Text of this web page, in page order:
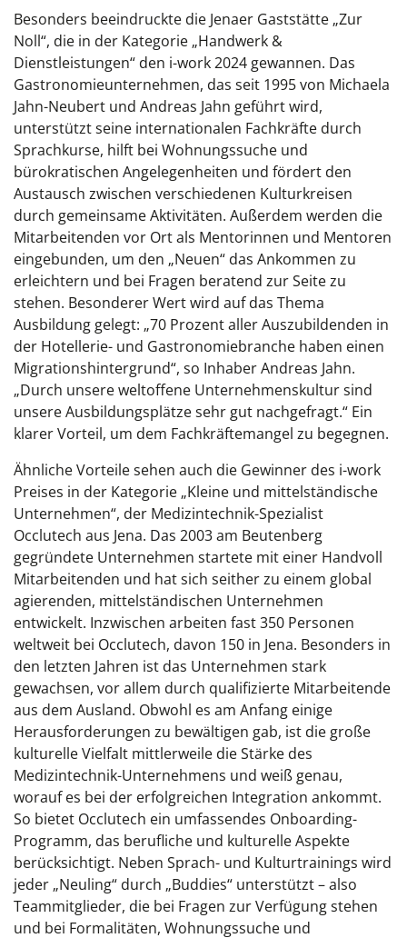
Besonders beeindruckte die Jenaer Gaststätte „Zur
Noll“, die in der Kategorie „Handwerk &
Dienstleistungen“ den i-work 2024 gewannen. Das
Gastronomieunternehmen, das seit 1995 von Michaela
Jahn-Neubert und Andreas Jahn geführt wird,
unterstützt seine internationalen Fachkräfte durch
Sprachkurse, hilft bei Wohnungssuche und
bürokratischen Angelegenheiten und fördert den
Austausch zwischen verschiedenen Kulturkreisen
durch gemeinsame Aktivitäten. Außerdem werden die
Mitarbeitenden vor Ort als Mentorinnen und Mentoren
eingebunden, um den „Neuen“ das Ankommen zu
erleichtern und bei Fragen beratend zur Seite zu
stehen. Besonderer Wert wird auf das Thema
Ausbildung gelegt: „70 Prozent aller Auszubildenden in
der Hotellerie- und Gastronomiebranche haben einen
Migrationshintergrund“, so Inhaber Andreas Jahn.
„Durch unsere weltoffene Unternehmenskultur sind
unsere Ausbildungsplätze sehr gut nachgefragt.“ Ein
klarer Vorteil, um dem Fachkräftemangel zu begegnen.
Ähnliche Vorteile sehen auch die Gewinner des i-work
Preises in der Kategorie „Kleine und mittelständische
Unternehmen“, der Medizintechnik-Spezialist
Occlutech aus Jena. Das 2003 am Beutenberg
gegründete Unternehmen startete mit einer Handvoll
Mitarbeitenden und hat sich seither zu einem global
agierenden, mittelständischen Unternehmen
entwickelt. Inzwischen arbeiten fast 350 Personen
weltweit bei Occlutech, davon 150 in Jena. Besonders in
den letzten Jahren ist das Unternehmen stark
gewachsen, vor allem durch qualifizierte Mitarbeitende
aus dem Ausland. Obwohl es am Anfang einige
Herausforderungen zu bewältigen gab, ist die große
kulturelle Vielfalt mittlerweile die Stärke des
Medizintechnik-Unternehmens und weiß genau,
worauf es bei der erfolgreichen Integration ankommt.
So bietet Occlutech ein umfassendes Onboarding-
Programm, das berufliche und kulturelle Aspekte
berücksichtigt. Neben Sprach- und Kulturtrainings wird
jeder „Neuling“ durch „Buddies“ unterstützt – also
Teammitglieder, die bei Fragen zur Verfügung stehen
und bei Formalitäten, Wohnungssuche und